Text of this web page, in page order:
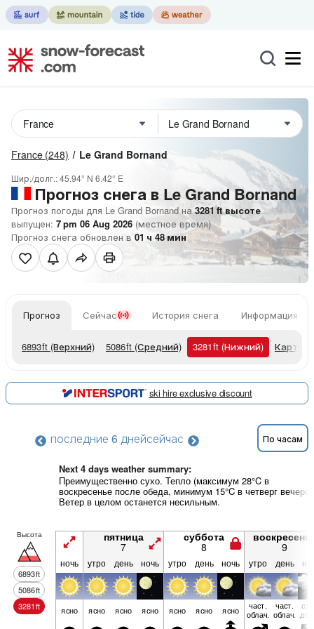
France (248) Le Grand Bornand
Шир./долг.:45.94° N 6.42° E
Прогноз снега в Le Grand Bornand
Прогноз погоды для Le Grand Bornand на 3281ftвысоте
выпущен: 7 pm 06 Aug 2026 (местное время)
Прогноз снега обновлен в 01 ч 48 мин
Прогноз Сейчас История снега Информация о
6893ft (Верхний) 5086ft (Средний) 3281ft (Нижний) Карты
ski hire exclusive discount
последние 6 днейсейчас По часам
Next 4 days weather summary:
Преимущественно сухо. Тепло (максимум 28°C в
воскресенье после обеда, минимум 15°C в четверг
Ветер в целом останется несильным.
Высота
6893ft
5086ft
3281ft
пятница
7
суббота
8 9
ночь утро день ночь утро день ночь утро день
ясно ясно ясно ясно ясно ясно ясно част.
облач.
част.
облач.